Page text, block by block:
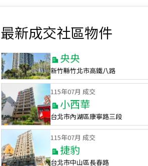
最新成交社區物件
115年07月 成交
新竹縣竹北市高鐵八路
115年07月 成交
小西華
台北市內湖區康寧路三段
115年07月 成交
捷豹
台北市中山區長春路